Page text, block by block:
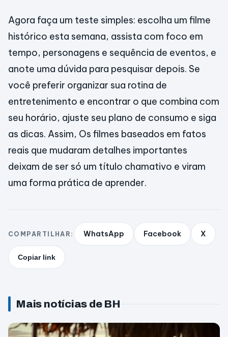
Agora faça um teste simples: escolha um filme
histórico esta semana, assista com foco em
tempo, personagens e sequência de eventos, e
anote uma dúvida para pesquisar depois. Se
você preferir organizar sua rotina de
entretenimento e encontrar o que combina com
seu horário, ajuste seu plano de consumo e siga
as dicas. Assim, Os filmes baseados em fatos
reais que mudaram detalhes importantes
deixam de ser só um título chamativo e viram
uma forma prática de aprender.
COMPARTILHAR: WhatsApp Facebook X
Copiar link
Mais notícias de BH